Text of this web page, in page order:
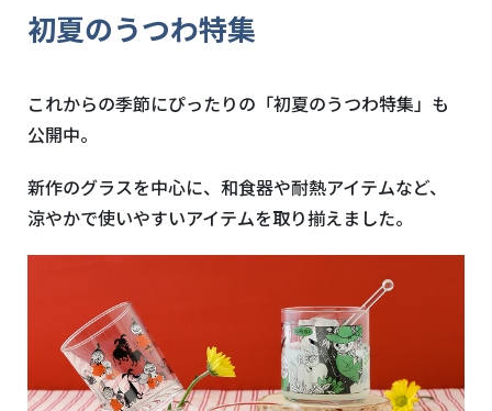
初夏のうつわ特集
これからの季節にぴったりの「初夏のうつわ特集」も
公開中。
新作のグラスを中心に、和食器や耐熱アイテムなど、
涼やかで使いやすいアイテムを取り揃えました。